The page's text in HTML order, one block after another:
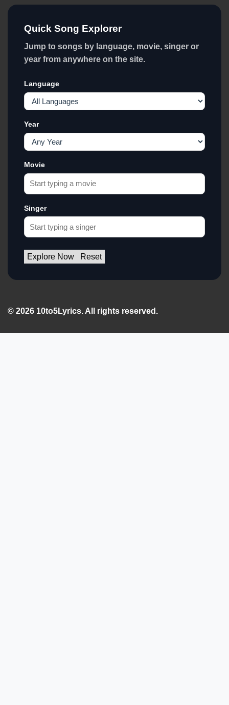
Quick Song Explorer
Jump to songs by language, movie, singer or
year from anywhere on the site.
Language
Year
Movie
Singer
Explore Now Reset
© 2026 10to5Lyrics. All rights reserved.